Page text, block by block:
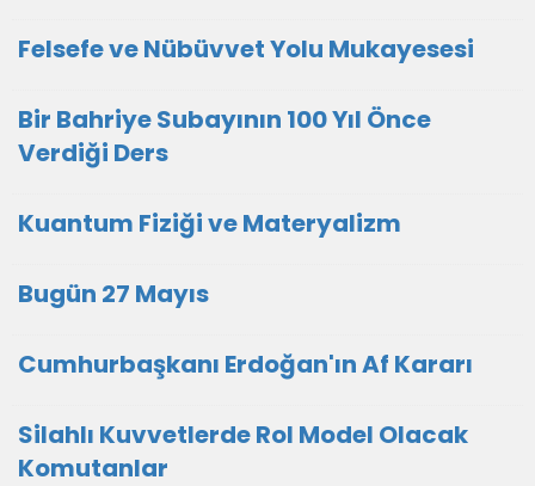
Felsefe ve Nübüvvet Yolu Mukayesesi
Bir Bahriye Subayının 100 Yıl Önce
Verdiği Ders
Kuantum Fiziği ve Materyalizm
Bugün 27 Mayıs
Cumhurbaşkanı Erdoğan'ın Af Kararı
Silahlı Kuvvetlerde Rol Model Olacak
Komutanlar